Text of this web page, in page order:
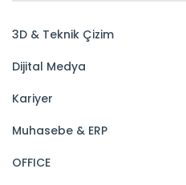
3D & Teknik Çizim
Dijital Medya
Kariyer
Muhasebe & ERP
OFFICE